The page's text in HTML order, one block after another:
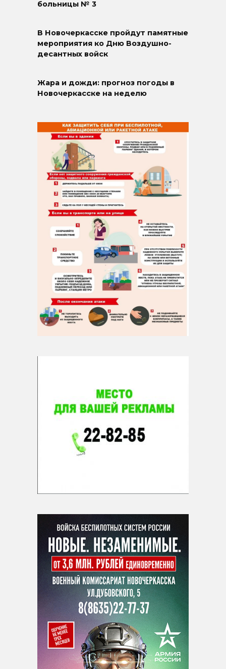
больницы № 3
В Новочеркасске пройдут памятные
мероприятия ко Дню Воздушно-
десантных войск
Жара и дожди: прогноз погоды в
Новочеркасске на неделю